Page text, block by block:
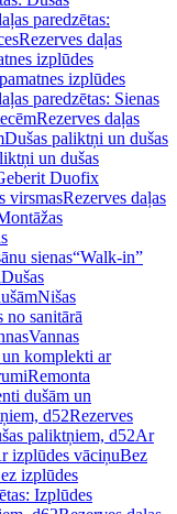
paredzētas:
Rezerves daļas
izplūdes
izplūdes
paredzētas: Sienas
Rezerves daļas
Dušas paliktņi un dušas
un dušas
Duofix
virsmasRezerves daļas
sienas“Walk-in”
Dušas
Nišas
no sanitārā
Vannas
komplekti ar
Remonta
dušām un
d52Rezerves
paliktņiem, d52Ar
izplūdes vāciņuBez
izplūdes
Izplūdes